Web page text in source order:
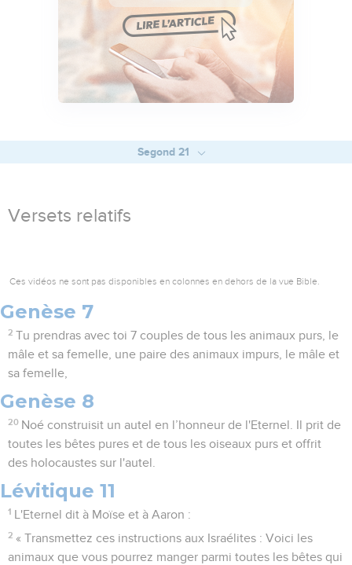
Segond 21
Versets relatifs
Ces vidéos ne sont pas disponibles en colonnes en dehors de la vue Bible.
Genèse 7
2 Tu prendras avec toi 7 couples de tous les animaux purs, le
mâle et sa femelle, une paire des animaux impurs, le mâle et
sa femelle,
Genèse 8
20 Noé construisit un autel en l’honneur de l'Eternel. Il prit de
toutes les bêtes pures et de tous les oiseaux purs et offrit
des holocaustes sur l'autel.
Lévitique 11
1 L'Eternel dit à Moïse et à Aaron :
2 « Transmettez ces instructions aux Israélites : Voici les
animaux que vous pourrez manger parmi toutes les bêtes qui